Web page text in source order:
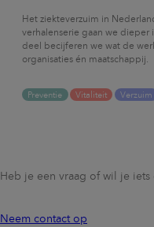
Het ziekteverzuim in
verhalenserie gaan we
deel becijferen we wat de
organisaties én maatschappij.
Preventie Vitaliteit Verzuim
Heb je een vraag of wil je
Neem contact op